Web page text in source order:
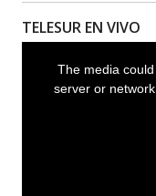
TELESUR EN VIVO